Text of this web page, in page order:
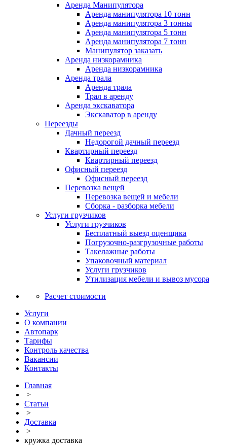
Аренда Манипулятора
Аренда манипулятора 10 тонн
Аренда манипулятора 3 тонны
Аренда манипулятора 5 тонн
Аренда манипулятора 7 тонн
Манипулятор заказать
Аренда низкорамника
Аренда низкорамника
Аренда трала
Аренда трала
Трал в аренду
Аренда экскаватора
Экскаватор в аренду
Переезды
Дачный переезд
Недорогой дачный переезд
Квартирный переезд
Квартирный переезд
Офисный переезд
Офисный переезд
Перевозка вещей
Перевозка вещей и мебели
Сборка - разборка мебели
Услуги грузчиков
Услуги грузчиков
Бесплатный выезд оценщика
Погрузочно-разгрузочные работы
Такелажные работы
Упаковочный материал
Услуги грузчиков
Утилизация мебели и вывоз мусора
Расчет стоимости
Услуги
О компании
Автопарк
Тарифы
Контроль качества
Вакансии
Контакты
Главная
>
Статьи
>
Доставка
>
кружка доставка